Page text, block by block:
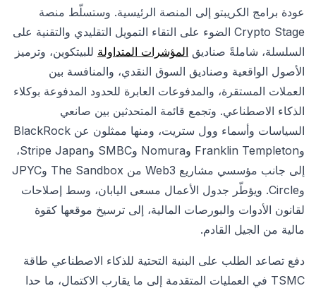
عودة برامج الكريبتو إلى المنصة الرئيسية. وستسلّط منصة
Crypto Stage الضوء على التقاء التمويل التقليدي والتقنية على
السلسلة، شاملةً صناديق المؤشرات المتداولة للبيتكوين، وترميز
الأصول الواقعية وصناديق السوق النقدي، والمنافسة بين
العملات المستقرة، والمدفوعات العابرة للحدود المدفوعة بوكلاء
الذكاء الاصطناعي. وتجمع قائمة المتحدثين بين صانعي
السياسات وأسماء وول ستريت، ومنها ممثلون عن BlackRock
وFranklin Templeton وNomura وSMBC وStripe Japan،
إلى جانب مؤسسي مشاريع Web3 من The Sandbox وJPYC
وCircle. ويؤطّر جدول الأعمال مسعى اليابان، وسط إصلاحات
لقانون الأدوات والبورصات المالية، إلى ترسيخ موقعها كقوة
مالية من الجيل القادم.
دفع تصاعد الطلب على البنية التحتية للذكاء الاصطناعي طاقة
TSMC في العمليات المتقدمة إلى ما يقارب الاكتمال، ما حدا